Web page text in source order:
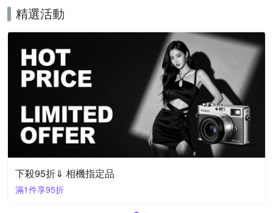
精選活動
下殺95折⇓ 相機指定品
滿1件享95折